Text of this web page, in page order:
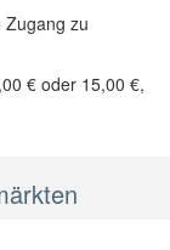
zu
€ oder 15,00 €,